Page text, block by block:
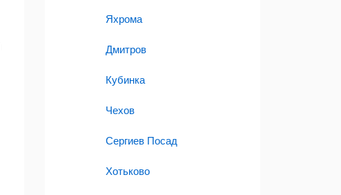
Яхрома
Дмитров
Кубинка
Чехов
Сергиев Посад
Хотьково